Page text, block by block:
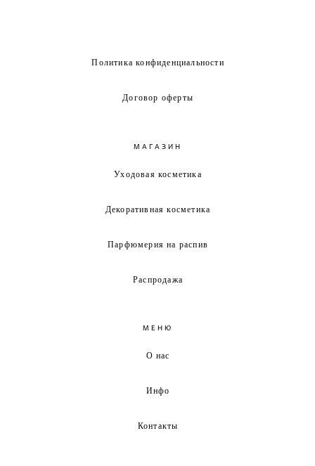
Политика конфиденциальности
Договор оферты
МАГАЗИН
Уходовая косметика
Декоративная косметика
Парфюмерия на распив
Распродажа
МЕНЮ
О нас
Инфо
Контакты